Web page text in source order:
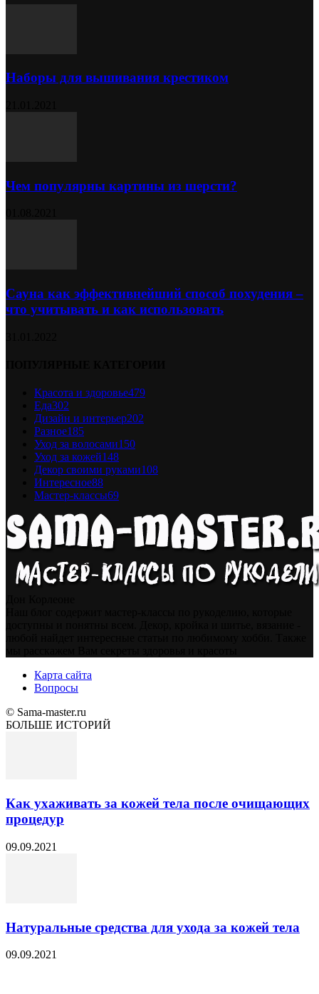
Наборы для вышивания крестиком
Чем популярны картины из шерсти?
Сауна как эффективнейший способ похудения –
что учитывать и как использовать
Красота и здоровье479
Еда302
Дизайн и интерьер202
Разное185
Уход за волосами150
Уход за кожей148
Декор своими руками108
Интересное88
Мастер-классы69
Карта сайта
Вопросы
© Sama-master.ru
БОЛЬШЕ ИСТОРИЙ
Как ухаживать за кожей тела после очищающих
процедур
09.09.2021
Натуральные средства для ухода за кожей тела
09.09.2021